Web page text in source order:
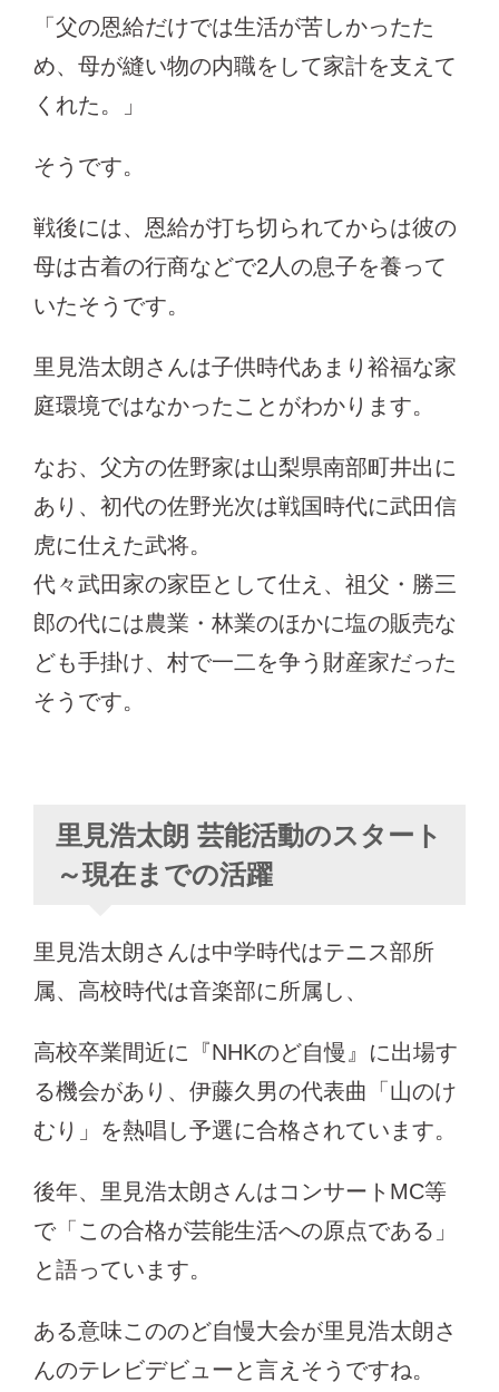
「父の恩給だけでは生活が苦しかったた
め、母が縫い物の内職をして家計を支えて
くれた。」
そうです。
戦後には、恩給が打ち切られてからは彼の
母は古着の行商などで2人の息子を養って
いたそうです。
里見浩太朗さんは子供時代あまり裕福な家
庭環境ではなかったことがわかります。
なお、父方の佐野家は山梨県南部町井出に
あり、初代の佐野光次は戦国時代に武田信
虎に仕えた武将。
代々武田家の家臣として仕え、祖父・勝三
郎の代には農業・林業のほかに塩の販売な
ども手掛け、村で一二を争う財産家だった
そうです。
里見浩太朗 芸能活動のスタート
～現在までの活躍
里見浩太朗さんは中学時代はテニス部所
属、高校時代は音楽部に所属し、
高校卒業間近に『NHKのど自慢』に出場す
る機会があり、伊藤久男の代表曲「山のけ
むり」を熱唱し予選に合格されています。
後年、里見浩太朗さんはコンサートMC等
で「この合格が芸能生活への原点である」
と語っています。
ある意味こののど自慢大会が里見浩太朗さ
んのテレビデビューと言えそうですね。